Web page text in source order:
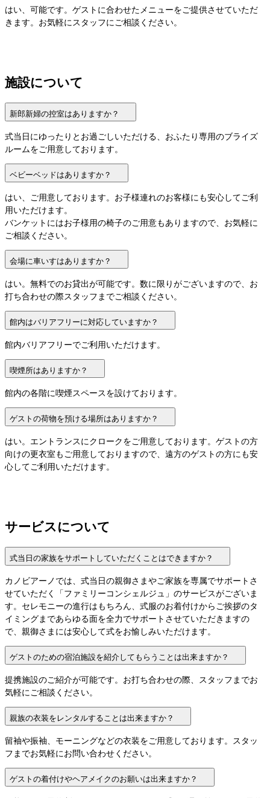
はい、可能です。ゲストに合わせたメニューをご提供させていただ
きます。お気軽にスタッフにご相談ください。
施設について
新郎新婦の控室はありますか？
式当日にゆったりとお過ごしいただける、おふたり専用のブライズ
ルームをご用意しております。
ベビーベッドはありますか？
はい、ご用意しております。お子様連れのお客様にも安心してご利
用いただけます。
バンケットにはお子様用の椅子のご用意もありますので、お気軽に
ご相談ください。
会場に車いすはありますか？
はい。無料でのお貸出が可能です。数に限りがございますので、お
打ち合わせの際スタッフまでご相談ください。
館内はバリアフリーに対応していますか？
館内バリアフリーでご利用いただけます。
喫煙所はありますか？
館内の各階に喫煙スペースを設けております。
ゲストの荷物を預ける場所はありますか？
はい。エントランスにクロークをご用意しております。ゲストの方
向けの更衣室もご用意しておりますので、遠方のゲストの方にも安
心してご利用いただけます。
サービスについて
式当日の家族をサポートしていただくことはできますか？
カノビアーノでは、式当日の親御さまやご家族を専属でサポートさ
せていただく「ファミリーコンシェルジュ」のサービスがございま
す。セレモニーの進行はもちろん、式服のお着付けからご挨拶のタ
イミングまであらゆる面を全力でサポートさせていただきますの
で、親御さまには安心して式をお愉しみいただけます。
ゲストのための宿泊施設を紹介してもらうことは出来ますか？
提携施設のご紹介が可能です。お打ち合わせの際、スタッフまでお
気軽にご相談ください。
親族の衣装をレンタルすることは出来ますか？
留袖や振袖、モーニングなどの衣装をご用意しております。スタッ
フまでお気軽にお問い合わせください。
ゲストの着付けやヘアメイクのお願いは出来ますか？